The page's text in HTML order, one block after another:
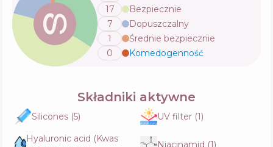
La Roche-Posay Effaclar MAT
Skład
Aktywne
Funkcje
Skin&Lab Barrierderm Intensive Cream
Aktywne
Funkcje
17
Bezpiecznie
7
Dopuszczalny
1
Średnie bezpiecznie
0
Komedogenność
Składniki aktywne
Silicones (5) UV filter (1)
Hyaluronic acid (Kwas
Niacinamid (1)